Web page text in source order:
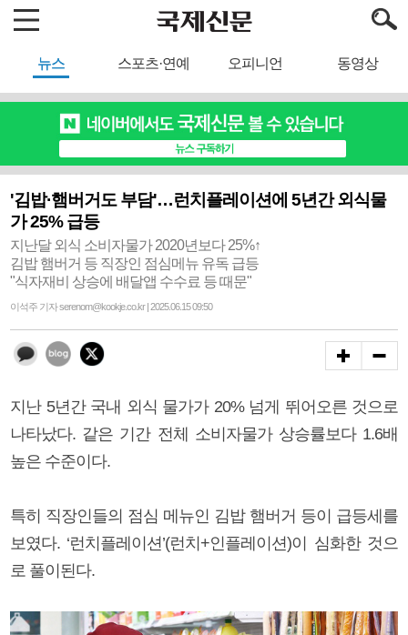
뉴스 스포츠·연예 오피니언 동영상
'김밥·햄버거도 부담'…런치플레이션에 5년간 외식물
가 25% 급등
지난달 외식 소비자물가 2020년보다 25%↑
김밥 햄버거 등 직장인 점심메뉴 유독 급등
"식자재비 상승에 배달앱 수수료 등 때문"
이석주 기자 serenom@kookje.co.kr | 2025.06.15 09:50
지난 5년간 국내 외식 물가가 20% 넘게 뛰어오른 것으로
나타났다. 같은 기간 전체 소비자물가 상승률보다 1.6배
높은 수준이다.
특히 직장인들의 점심 메뉴인 김밥 햄버거 등이 급등세를
보였다. ‘런치플레이션’(런치+인플레이션)이 심화한 것으
로 풀이된다.